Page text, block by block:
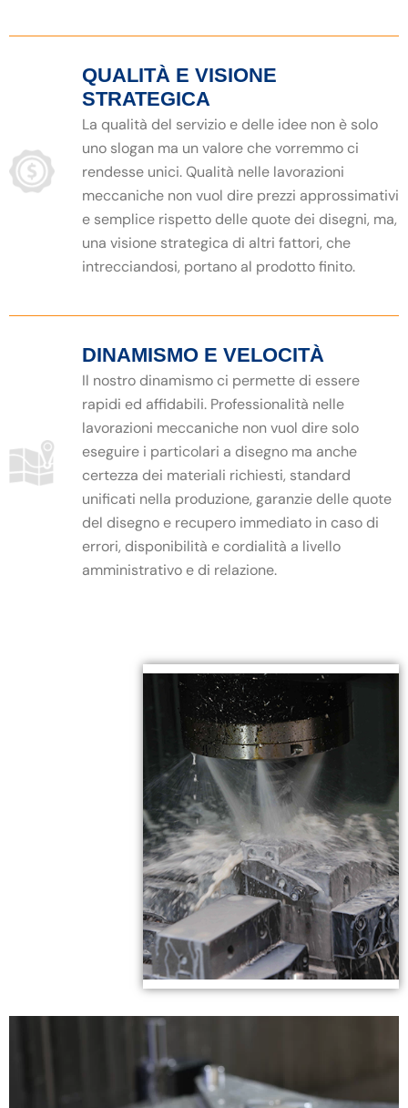
QUALITÀ E VISIONE
STRATEGICA
La qualità del servizio e delle idee non è solo
uno slogan ma un valore che vorremmo ci
rendesse unici. Qualità nelle lavorazioni
meccaniche non vuol dire prezzi approssimativi
e semplice rispetto delle quote dei disegni, ma,
una visione strategica di altri fattori, che
intrecciandosi, portano al prodotto finito.
DINAMISMO E VELOCITÀ
Il nostro dinamismo ci permette di essere
rapidi ed affidabili. Professionalità nelle
lavorazioni meccaniche non vuol dire solo
eseguire i particolari a disegno ma anche
certezza dei materiali richiesti, standard
unificati nella produzione, garanzie delle quote
del disegno e recupero immediato in caso di
errori, disponibilità e cordialità a livello
amministrativo e di relazione.